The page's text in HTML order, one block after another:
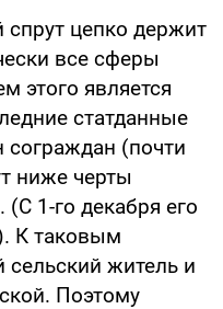
цепко держит
все сферы
этого является
статданные
сограждан (почти
ниже черты
1-го декабря его
К таковым
сельский житель и
Поэтому